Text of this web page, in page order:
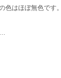
色はほぼ無色です。
…